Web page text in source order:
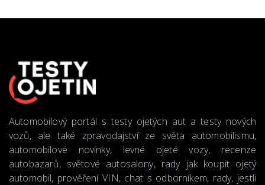
Automobilový portál s testy ojetých aut a testy nových
vozů, ale také zpravodajství ze světa automobilismu,
automobilové novinky, levné ojeté vozy, recenze
autobazarů, světové autosalony, rady jak koupit ojetý
automobil, prověření VIN, chat s odborníkem, rady, jestli